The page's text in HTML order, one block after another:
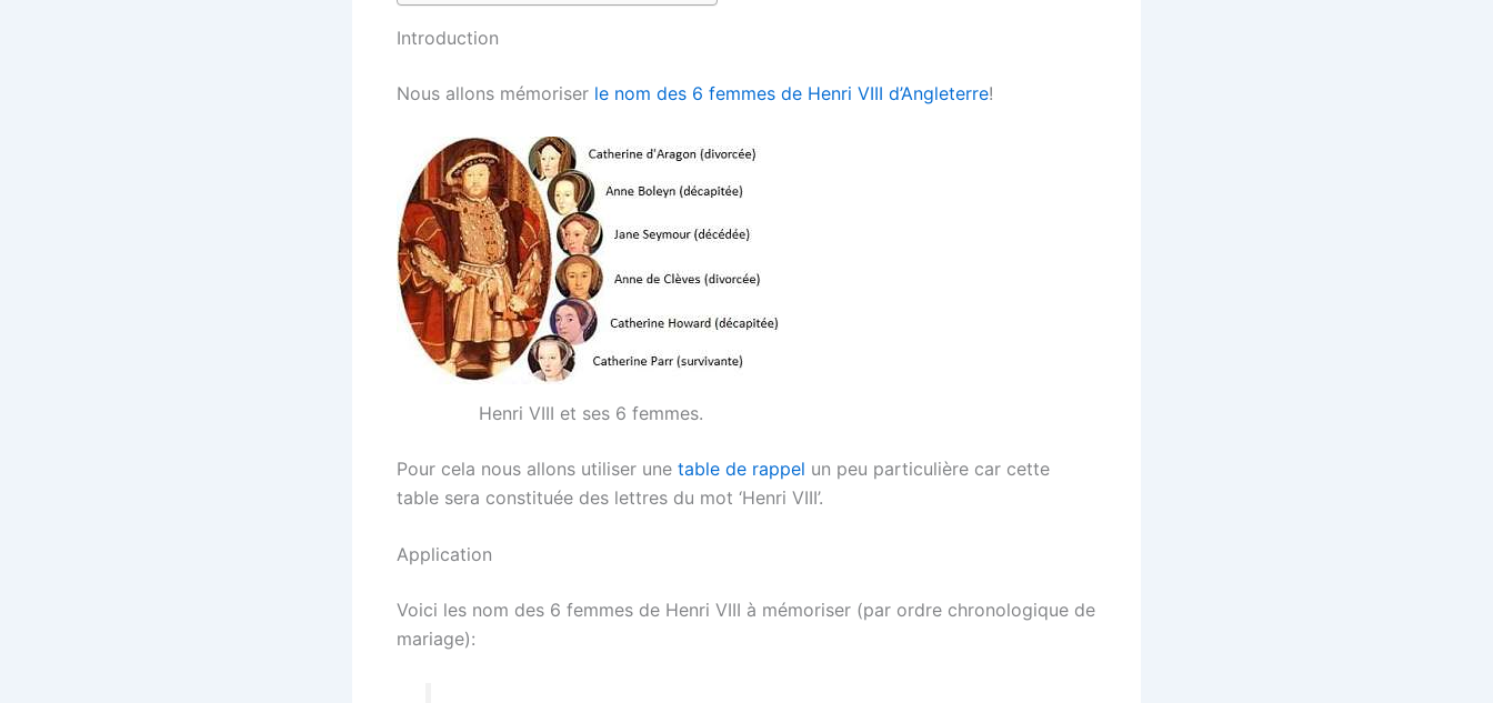
Introduction
Nous allons mémoriser le nom des 6 femmes de Henri VIII d’Angleterre!
Henri VIII et ses 6 femmes.
Pour cela nous allons utiliser une table de rappel un peu particulière car cette
table sera constituée des lettres du mot ‘Henri VIII’.
Application
Voici les nom des 6 femmes de Henri VIII à mémoriser (par ordre chronologique de
mariage):